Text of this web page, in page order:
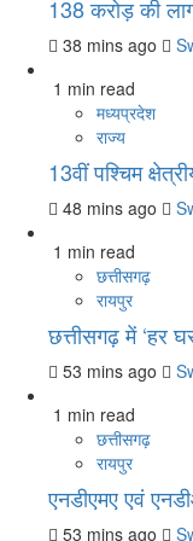
138 करोड़ की
38 mins ago
1 min read
मध्यप्रदेश
राज्य
13वीं पश्चिम
48 mins ago
1 min read
छत्तीसगढ़
रायपुर
छत्तीसगढ़ में ‘हर
53 mins ago
1 min read
छत्तीसगढ़
रायपुर
एनडीएमए एवं
53 mins ago